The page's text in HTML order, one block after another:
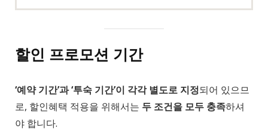
할인 프로모션 기간
‘예약 기간’과 ‘투숙 기간’이 각각 별도로 지정되어 있으므
로, 할인혜택 적용을 위해서는 두 조건을 모두 충족하셔
야 합니다.